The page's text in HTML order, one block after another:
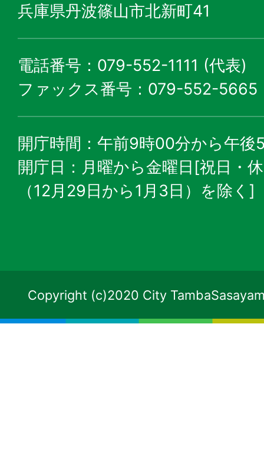
兵庫県丹波篠山市北新町41
電話番号：079-552-1111 (代表)
ファックス番号：079-552-5665
開庁時間：午前9時00分から午後
開庁日：月曜から金曜日[祝日・
（12月29日から1月3日）を除く]
Copyright (c)2020 City